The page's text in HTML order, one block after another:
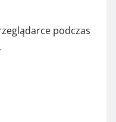
podczas